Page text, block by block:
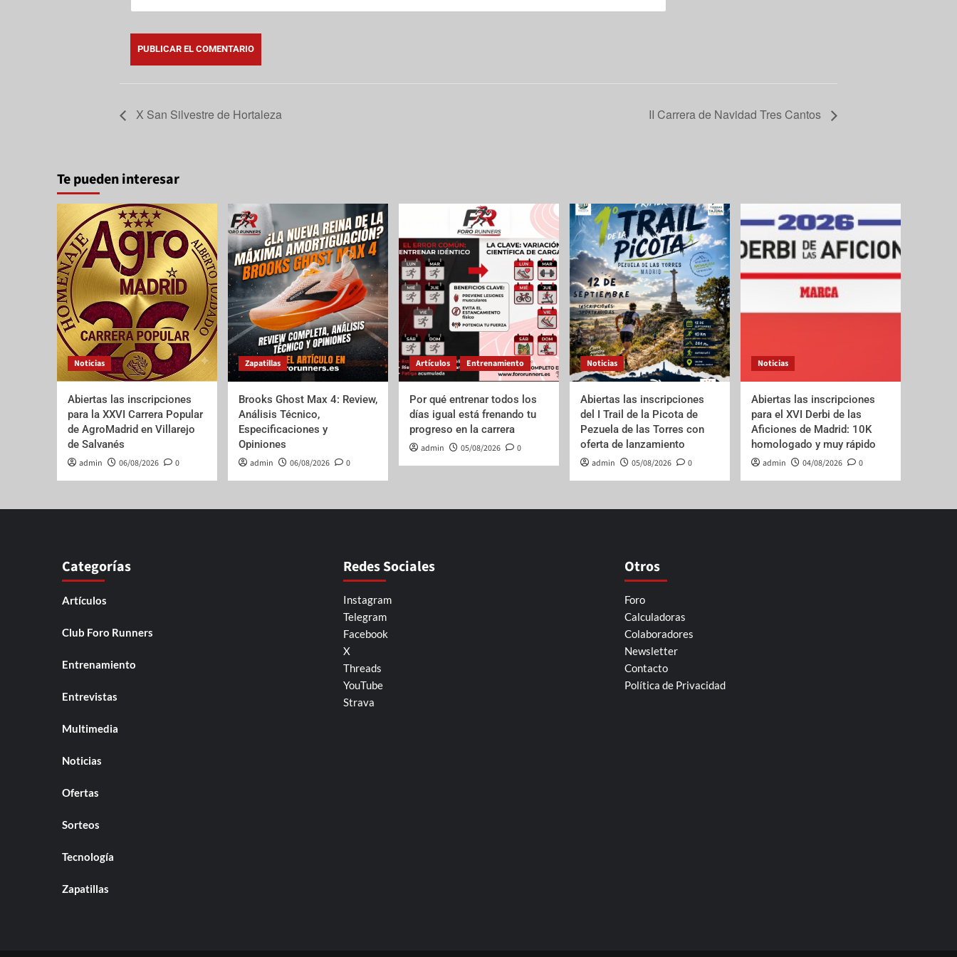
X San Silvestre de Hortaleza II Carrera de Navidad Tres Cantos
Te pueden interesar
Noticias
Abiertas las inscripciones
para la XXVI Carrera Popular
de AgroMadrid en Villarejo
de Salvanés
admin 06/08/2026 0
Zapatillas
Brooks Ghost Max 4: Review,
Análisis Técnico,
Especificaciones y
Opiniones
admin 06/08/2026 0
Artículos Entrenamiento
Por qué entrenar todos los
días igual está frenando tu
progreso en la carrera
admin 05/08/2026 0
Noticias
Abiertas las inscripciones
del I Trail de la Picota de
Pezuela de las Torres con
oferta de lanzamiento
admin 05/08/2026 0
Noticias
Abiertas las inscripciones
para el XVI Derbi de las
Aficiones de Madrid: 10K
homologado y muy rápido
admin 04/08/2026 0
Categorías
Artículos
Club Foro Runners
Entrenamiento
Entrevistas
Multimedia
Noticias
Ofertas
Sorteos
Tecnología
Zapatillas
Redes Sociales
Instagram
Telegram
Facebook
X
Threads
YouTube
Strava
Otros
Foro
Calculadoras
Colaboradores
Newsletter
Contacto
Política de Privacidad